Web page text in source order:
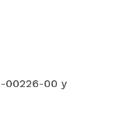
00226-00 y